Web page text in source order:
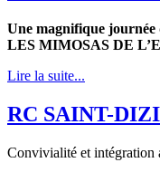
Une magnifique journée
LES MIMOSAS DE
Lire la suite...
RC SAINT-
Convivialité et intégration